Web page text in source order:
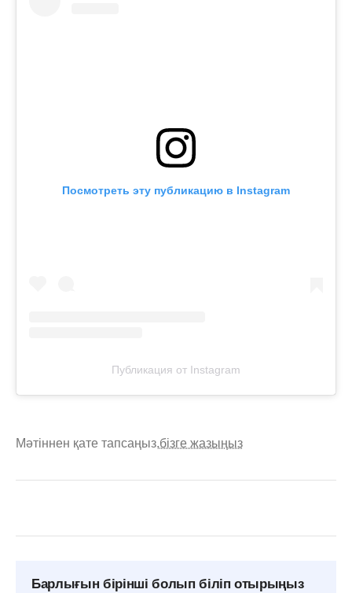
Посмотреть эту публикацию в Instagram
Публикация от Instagram
Мәтіннен қате тапсаңыз,бізге жазыңыз
Барлығын бірінші болып біліп отырыңыз